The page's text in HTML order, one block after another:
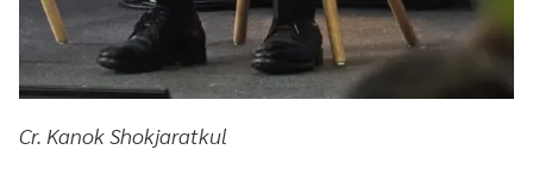
Cr. Kanok Shokjaratkul